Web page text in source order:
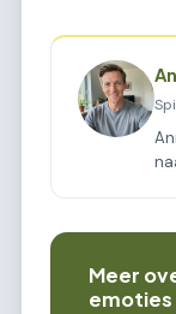
Meer
emoties